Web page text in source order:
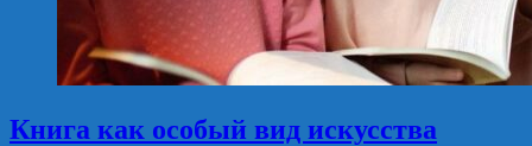
Книга как особый вид искусства